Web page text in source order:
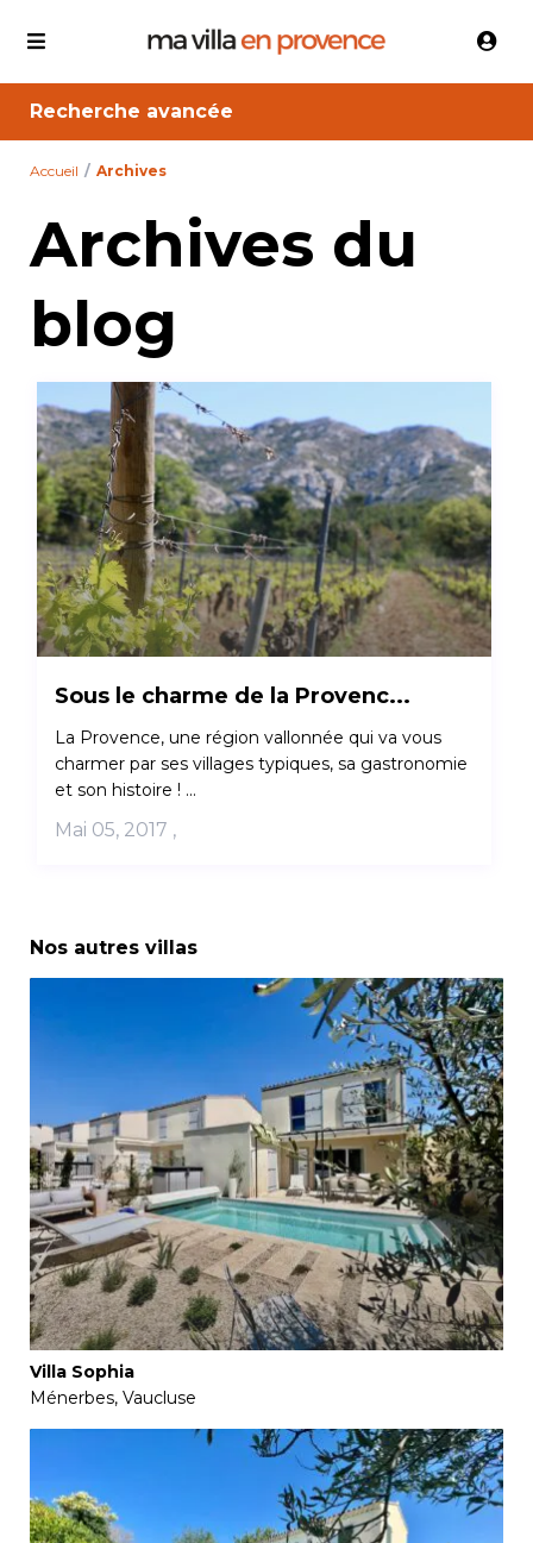
Recherche avancée
Accueil Archives
Archives du
blog
Sous le charme de la Provenc...
La Provence, une région vallonnée qui va vous
charmer par ses villages typiques, sa gastronomie
et son histoire ! ...
Mai 05, 2017 ,
Nos autres villas
Villa Sophia
Ménerbes, Vaucluse